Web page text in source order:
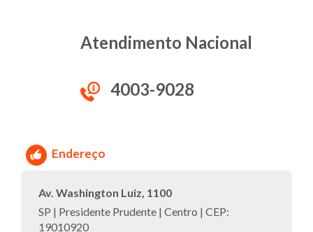
Atendimento Nacional
4003-9028
Endereço
Av. Washington Luiz, 1100
SP | Presidente Prudente | Centro | CEP:
19010920